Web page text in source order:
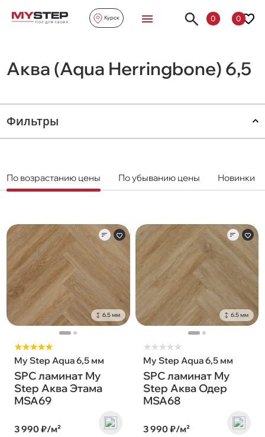
Курск 0 0
Аква (Aqua Herringbone) 6,5
Фильтры
По возрастанию цены По убыванию цены Новинки
6.5 мм
★★★★★
My Step Aqua 6,5 мм
SPC ламинат My
Step Аква Этама
MSA69
3 990 ₽/м²
6.5 мм
★★★★★
My Step Aqua 6,5 мм
SPC ламинат My
Step Аква Одер
MSA68
3 990 ₽/м²